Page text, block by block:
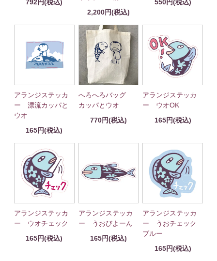
792円(税込)
2,200円(税込)
550円(税込)
アランジステッカ
ー 漂流カッパと
ウオ
165円(税込)
へろへろバッグ
カッパとウオ
770円(税込)
アランジステッカ
ー ウオOK
165円(税込)
アランジステッカ
ー ウオチェック
165円(税込)
アランジステッカ
ー うおびよーん
165円(税込)
アランジステッカ
ー うおチェック
ブルー
165円(税込)